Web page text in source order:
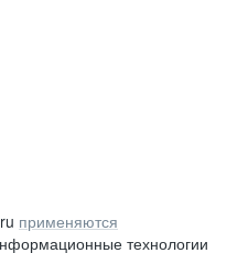
применяются
технологии